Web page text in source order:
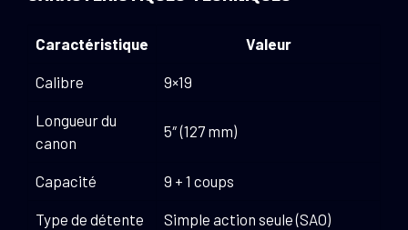
Caractéristique Valeur
Calibre 9×19
Longueur du
canon
5″ (127 mm)
Capacité 9 + 1 coups
Type de détente Simple action seule (SAO)